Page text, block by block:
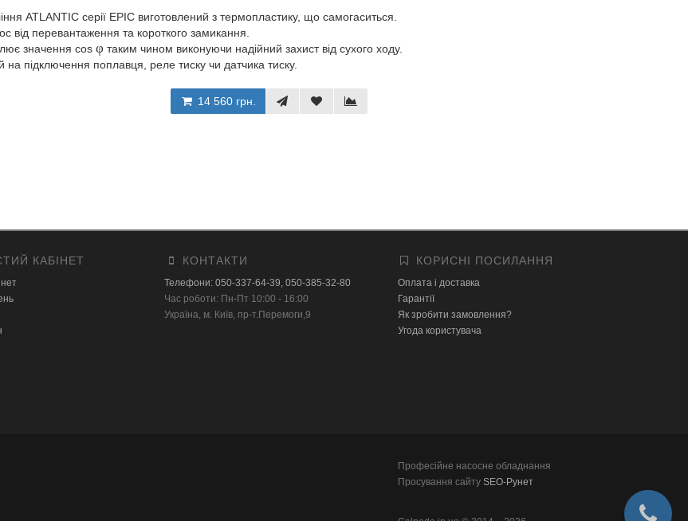
ATLANTIC серії EPIC виготовлений з термопластику, що самогаситься.
від перевантаження та короткого замикання.
значення cos φ таким чином виконуючи надійний захист від сухого ходу.
на підключення поплавця, реле тиску чи датчика тиску.
14 560 грн.
КАБІНЕТ КОНТАКТИ
Телефони: 050-337-64-39, 050-385-32-80
Час роботи: Пн-Пт 10:00 - 16:00
Українa, м. Київ, пр-т.Перемоги,9
КОРИСНІ ПОСИЛАННЯ
Оплата і доставка
Гарантії
Як зробити замовлення?
Угода користувача
Професійне насосне обладнання
Просування сайту SEO-Рунет